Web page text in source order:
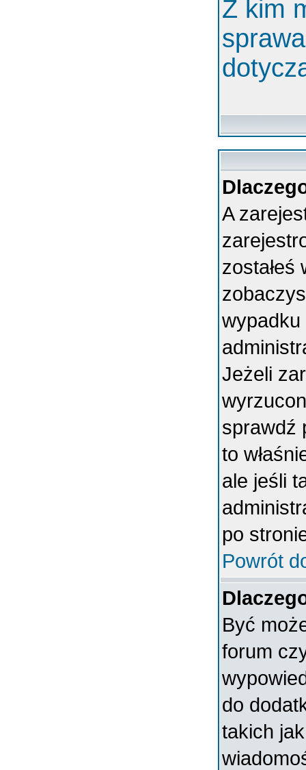
Z kim
A
zostałeś
wypadku
Jeżeli
sprawdź
to
ale jeśli
po
Powrót
Być
forum
do
takich